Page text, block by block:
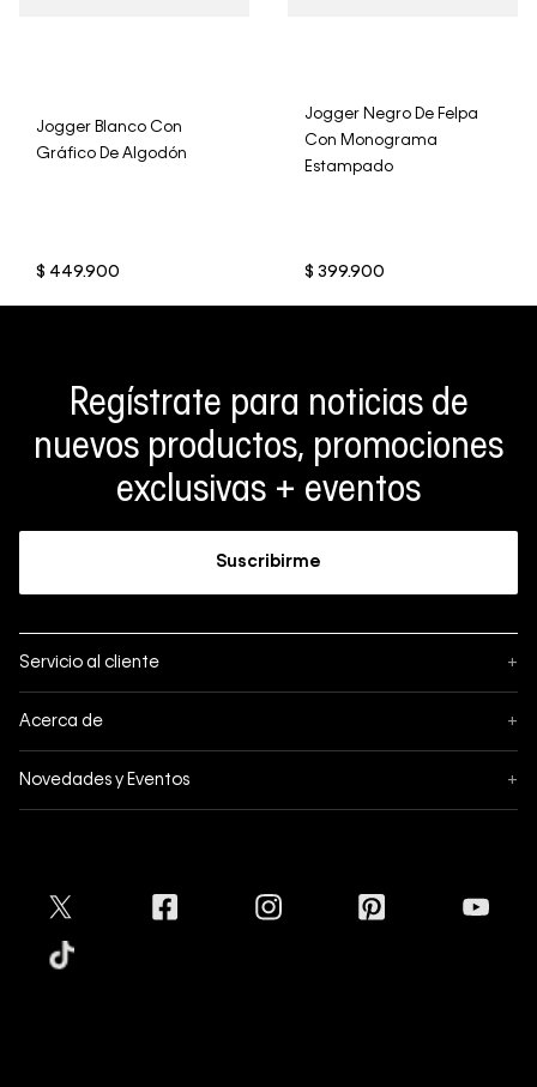
Jogger Blanco Con
Gráfico De Algodón
$ 449.900
Jogger Negro De Felpa
Con Monograma
Estampado
$ 399.900
Regístrate para noticias de
nuevos productos, promociones
exclusivas + eventos
Suscribirme
Servicio al cliente +
Mis pedidos
Formas de pago
Envíos
Tiendas
Acerca de +
Política de privacidad
Novedades y Eventos +
Cyber Lunes
Mapa del sitio